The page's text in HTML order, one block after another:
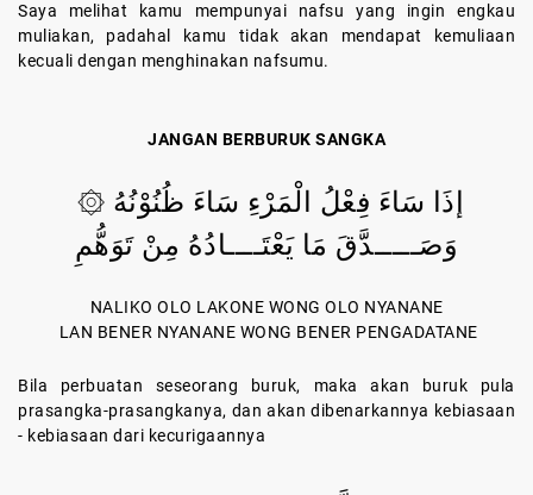
Saya melihat kamu mempunyai nafsu yang ingin engkau
muliakan, padahal kamu tidak akan mendapat kemuliaan
kecuali dengan menghinakan nafsumu.
JANGAN BERBURUK SANGKA
وَصَـــــدَّقَ مَا يَعْتَــــادُهُ مِنْ تَوَهُّمِ
NALIKO OLO LAKONE WONG OLO NYANANE
LAN BENER NYANANE WONG BENER PENGADATANE
Bila perbuatan seseorang buruk, maka akan buruk pula
prasangka-prasangkanya, dan akan dibenarkannya kebiasaan
- kebiasaan dari kecurigaannya